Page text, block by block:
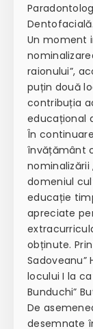
Dentofacială.
Un moment
raionului”,
puțin două
contribuția
educațional
În
învățământ
domeniul
educație
apreciate
obținute.
locului I la
Bunduchi”
De
desemnate